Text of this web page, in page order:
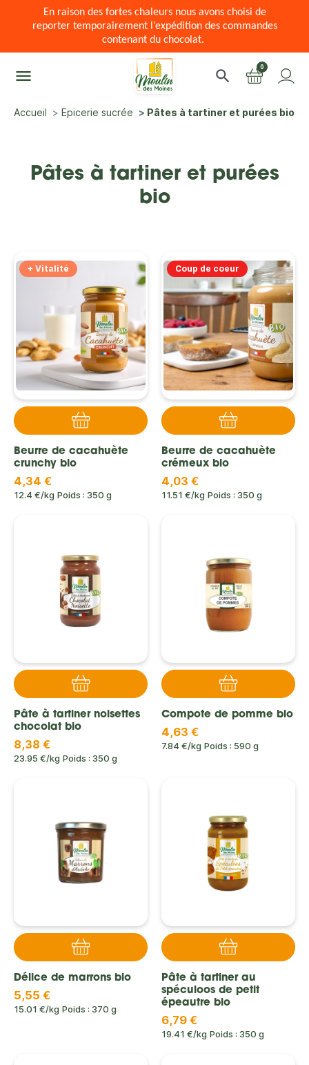
En raison des fortes chaleurs nous avons choisi de
reporter temporairement l’expédition des commandes
contenant du chocolat.
menu search 0
Accueil Epicerie sucrée Pâtes à tartiner et purées bio
Pâtes à tartiner et purées
bio
+ Vitalité
Beurre de cacahuète
crunchy bio
4,34 €
12.4 €/kg Poids : 350 g
Coup de coeur
Beurre de cacahuète
crémeux bio
4,03 €
11.51 €/kg Poids : 350 g
Pâte à tartiner noisettes
chocolat bio
8,38 €
23.95 €/kg Poids : 350 g
Compote de pomme bio
4,63 €
7.84 €/kg Poids : 590 g
Délice de marrons bio
5,55 €
15.01 €/kg Poids : 370 g
Pâte à tartiner au
spéculoos de petit
épeautre bio
6,79 €
19.41 €/kg Poids : 350 g